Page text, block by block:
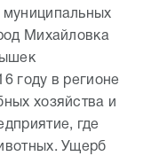
муниципальных
Михайловка
году в регионе
хозяйства и
где
Ущерб